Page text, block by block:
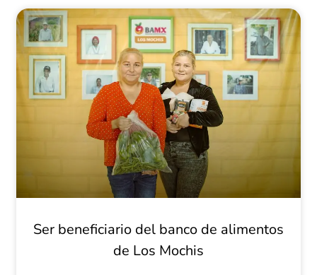
Ser beneficiario del banco de alimentos
de Los Mochis